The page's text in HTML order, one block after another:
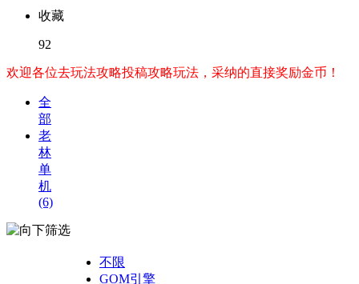
收藏
92
欢迎各位去玩法攻略投稿攻略玩法，采纳的直接奖励金币！
全
部
老
林
单
机
(6)
筛选
不限
GOM引擎